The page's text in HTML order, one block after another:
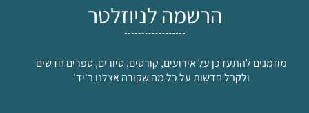
הרשמה לניוזלטר
מוזמנים להתעדכן על אירועים, קורסים, סיורים, ספרים חדשים
ולקבל חדשות על כל מה שקורה אצלנו ב'יד'